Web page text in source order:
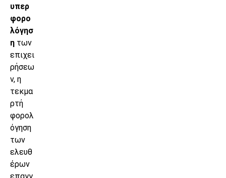
υπερ
φορο
λόγησ
η των
επιχει
ρήσεω
ν, η
τεκμα
ρτή
φορολ
όγηση
των
ελευθ
έρων